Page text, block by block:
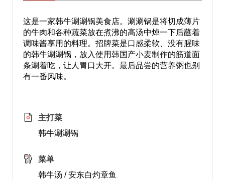
这是一家韩牛涮涮锅美食店。涮涮锅是将切成薄片
的牛肉和各种蔬菜放在煮沸的高汤中焯一下后蘸着
调味酱享用的料理。招牌菜是口感柔软、没有腥味
的韩牛涮涮锅，放入使用韩国产小麦制作的筋道面
条涮着吃，让人胃口大开。最后品尝的营养粥也别
有一番风味。
主打菜
韩牛涮涮锅
菜单
韩牛汤 / 安东白灼章鱼